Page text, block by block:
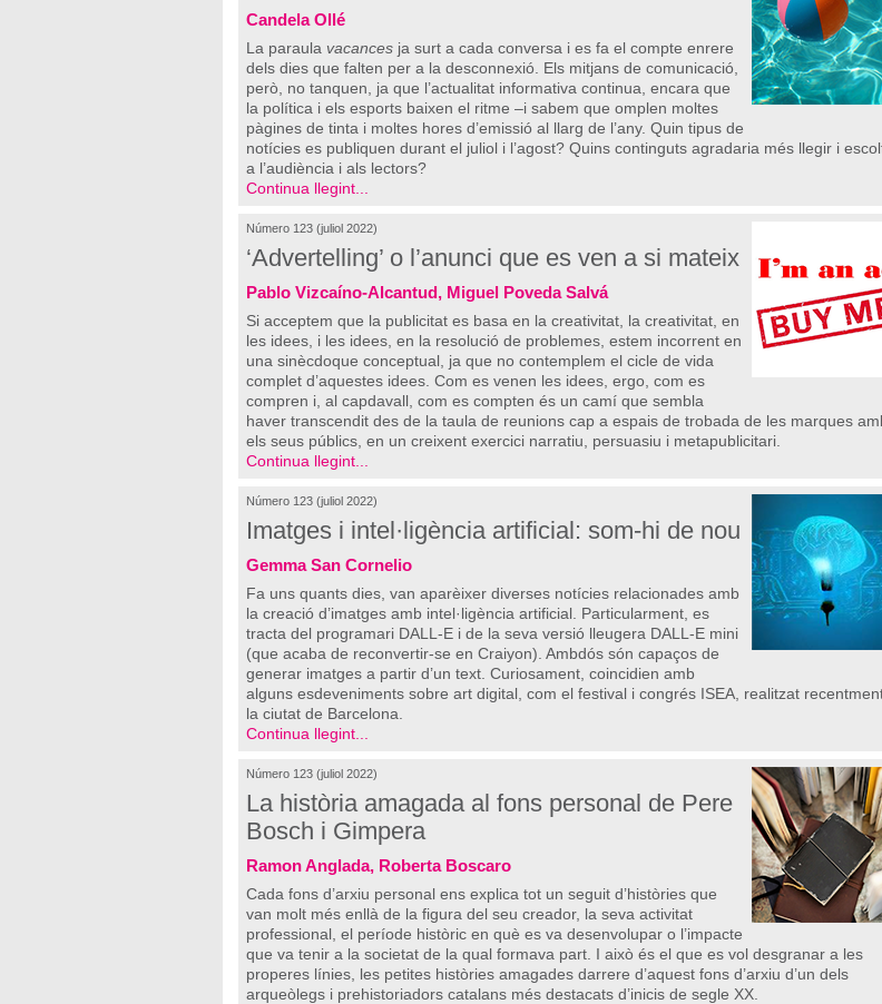
Candela Ollé
La paraula vacancesja surt a cada conversa i es fa el compte enrere
dels dies que falten per a la desconnexió. Els mitjans de comunicació,
però, no tanquen, ja que l’actualitat informativa continua, encara que
la política i els esports baixen el ritme –i sabem que omplen moltes
pàgines de tinta i moltes hores d’emissió al llarg de l’any. Quin tipus de
notícies es publiquen durant el juliol i l’agost? Quins continguts agradaria més llegir i
a l’audiència i als lectors?
Continua llegint...
Número 123 (juliol 2022)
‘Advertelling’ o l’anunci que es ven a si mateix
Pablo Vizcaíno-Alcantud, Miguel Poveda Salvá
Si acceptem que la publicitat es basa en la creativitat, la creativitat, en
les idees, i les idees, en la resolució de problemes, estem incorrent en
una sinècdoque conceptual, ja que no contemplem el cicle de vida
complet d’aquestes idees. Com es venen les idees, ergo, com es
compren i, al capdavall, com es compten és un camí que sembla
haver transcendit des de la taula de reunions cap a espais de trobada de les marques
els seus públics, en un creixent exercici narratiu, persuasiu i metapublicitari.
Continua llegint...
Número 123 (juliol 2022)
Imatges i intel·ligència artificial: som-hi de nou
Gemma San Cornelio
Fa uns quants dies, van aparèixer diverses notícies relacionades amb
la creació d’imatges amb intel·ligència artificial. Particularment, es
tracta del programari DALL-E i de la seva versió lleugera DALL-E mini
(que acaba de reconvertir-se en Craiyon). Ambdós són capaços de
generar imatges a partir d’un text. Curiosament, coincidien amb
alguns esdeveniments sobre art digital, com el festival i congrés ISEA, realitzat
la ciutat de Barcelona.
Continua llegint...
Número 123 (juliol 2022)
La història amagada al fons personal de Pere
Bosch i Gimpera
Ramon Anglada, Roberta Boscaro
Cada fons d’arxiu personal ens explica tot un seguit d’històries que
van molt més enllà de la figura del seu creador, la seva activitat
professional, el període històric en què es va desenvolupar o l’impacte
que va tenir a la societat de la qual formava part. I això és el que es vol desgranar a les
properes línies, les petites històries amagades darrere d’aquest fons d’arxiu d’un dels
arqueòlegs i prehistoriadors catalans més destacats d’inicis de segle XX.